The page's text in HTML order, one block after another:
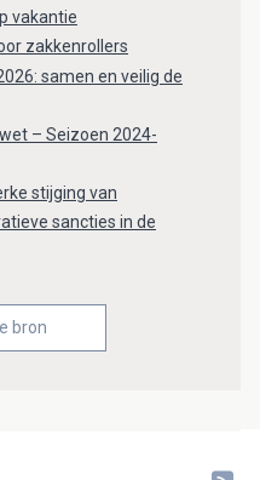
vakantie
zakkenrollers
samen en veilig de
– Seizoen 2024-
stijging van
sancties in de
bron